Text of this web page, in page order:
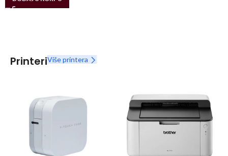
PrinteriViše printera